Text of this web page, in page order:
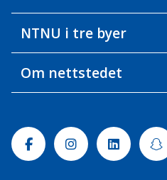
NTNU i tre byer
Om nettstedet
FacebookInstagramLinkedin